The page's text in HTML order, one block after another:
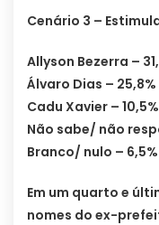
Cenário 3 –
Allyson Bezerra –
Álvaro Dias – 25,8%
Cadu Xavier – 10,5%
Não sabe/ não
Branco/ nulo – 6,5%
Em um quarto e
nomes do ex-